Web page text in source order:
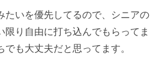
たいを優先してるので、シニアの
り自由に打ち込んでもらってま
も大丈夫だと思ってます。